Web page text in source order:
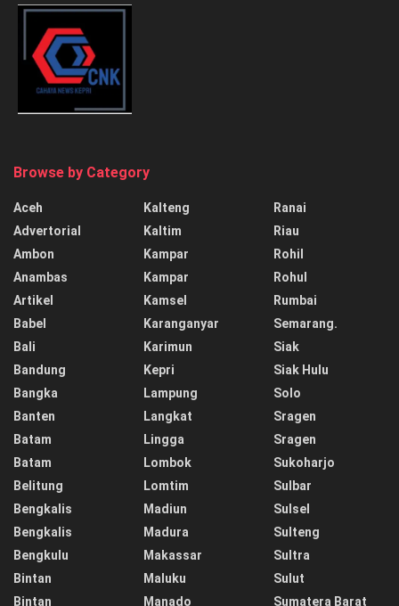
Browse by Category
Aceh
Advertorial
Ambon
Anambas
Artikel
Babel
Bali
Bandung
Bangka
Banten
Batam
Batam
Belitung
Bengkalis
Bengkalis
Bengkulu
Bintan
Bintan
Kalteng
Kaltim
Kampar
Kampar
Kamsel
Karanganyar
Karimun
Kepri
Lampung
Langkat
Lingga
Lombok
Lomtim
Madiun
Madura
Makassar
Maluku
Manado
Ranai
Riau
Rohil
Rohul
Rumbai
Semarang.
Siak
Siak Hulu
Solo
Sragen
Sragen
Sukoharjo
Sulbar
Sulsel
Sulteng
Sultra
Sulut
Sumatera Barat